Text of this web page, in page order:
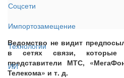
Соцсети
Импортозамещение
Технологии
ИИ
Ведомство не видит
в сетях связи, которые
представители МТС,
Телекома» и т. д.